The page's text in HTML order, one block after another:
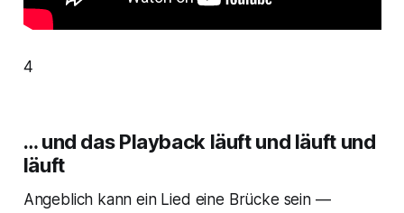
4
… und das Playback läuft und läuft und
läuft
Angeblich kann ein Lied eine Brücke sein —